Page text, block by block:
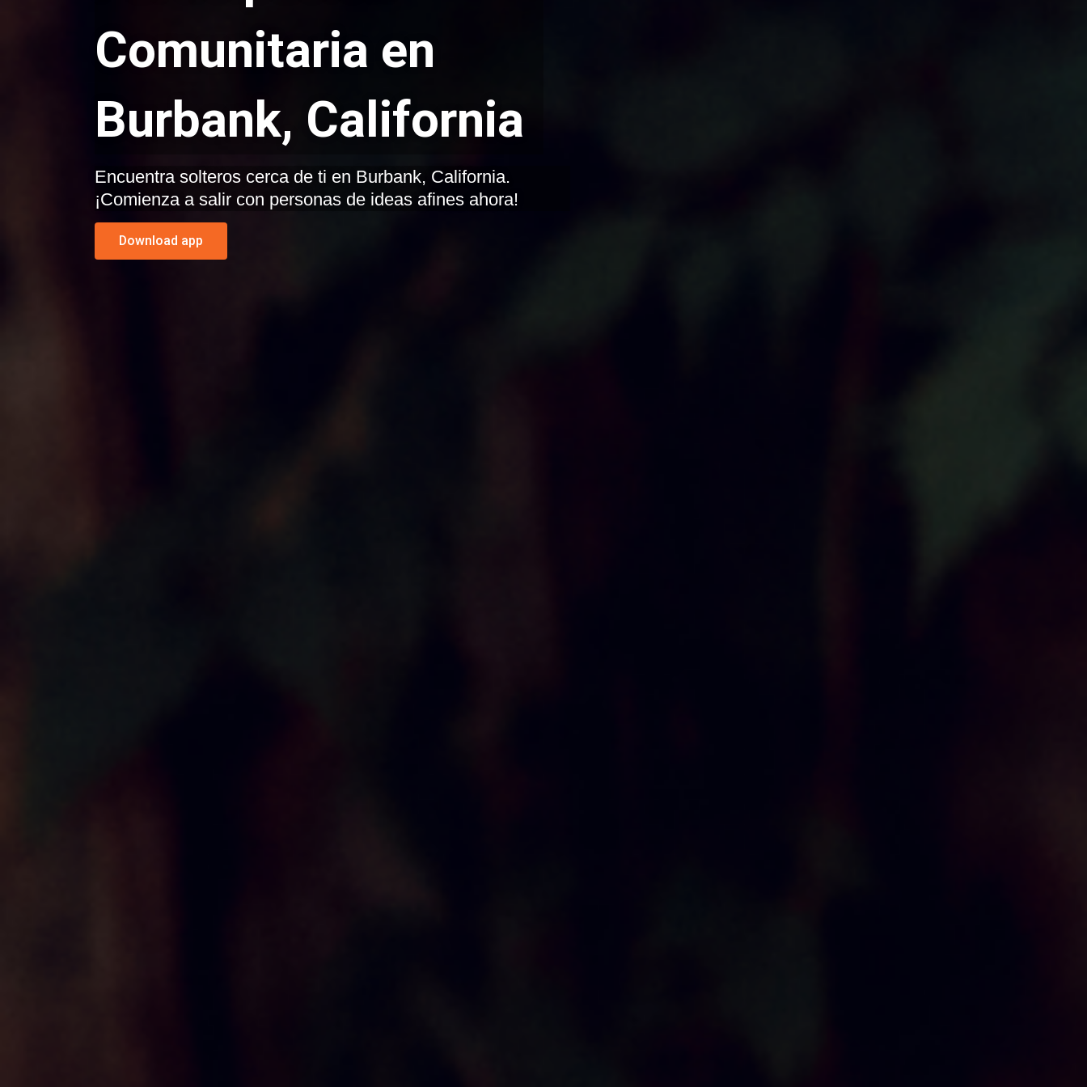
Comunitaria en
Burbank, California
Encuentra solteros cerca de ti en Burbank, California.
¡Comienza a salir con personas de ideas afines ahora!
Download app